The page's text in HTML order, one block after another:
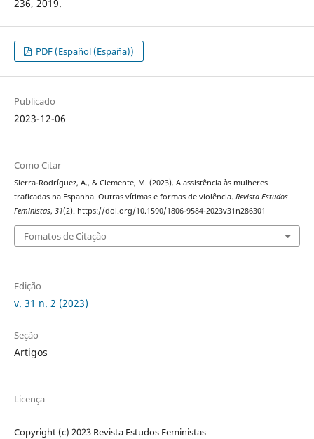
236, 2019.
PDF (Español (España))
Publicado
2023-12-06
Como Citar
Sierra-Rodríguez, A., & Clemente, M. (2023). A assistência às mulheres
traficadas na Espanha. Outras vítimas e formas de violência. Revista Estudos
Feministas, 31(2). https://doi.org/10.1590/1806-9584-2023v31n286301
Fomatos de Citação
Edição
v. 31 n. 2 (2023)
Seção
Artigos
Licença
Copyright (c) 2023 Revista Estudos Feministas